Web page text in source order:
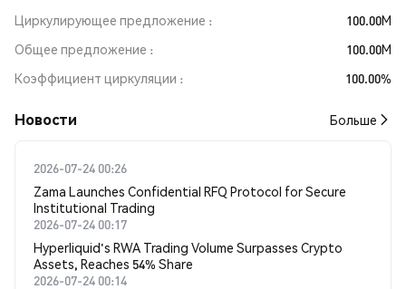
Циркулирующее предложение
100.00M
Общее предложение
100.00M
Коэффициент циркуляции
100.00%
Новости Больше
2026-07-24 00:26
Zama Launches Confidential RFQ Protocol for Secure
Institutional Trading
2026-07-24 00:17
Hyperliquid's RWA Trading Volume Surpasses Crypto
Assets, Reaches 54% Share
2026-07-24 00:14